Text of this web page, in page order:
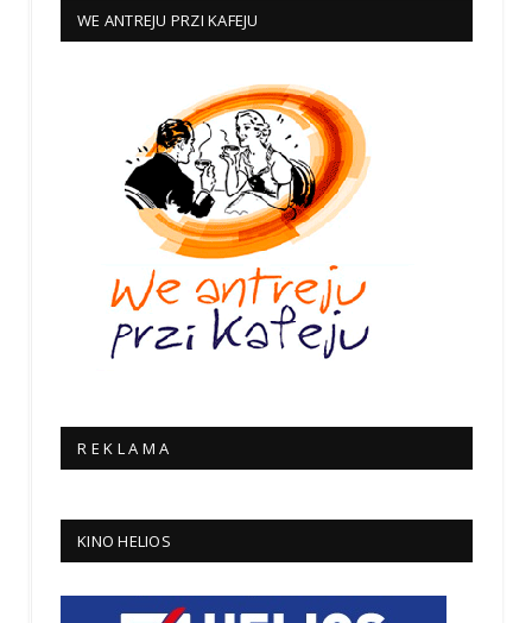
WE ANTREJU PRZI KAFEJU
R E K L A M A
KINO HELIOS